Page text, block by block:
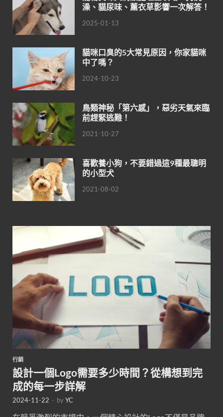
澡、貓尿味、薰衣草影響一次解答！
2025-01-13
貓咪口臭的5大常見原因，你家貓咪
中了嗎？
2024-10-23
鳥類神秘「第六感」，惡劣天氣來臨
前趕緊逃難！
2021-10-27
喜歡養小狗，不要錯過這9種最聰明
的小型犬
2021-08-02
行銷
設計一個Logo需要多少時間？從構想到完
成的每一步詳解
2024-11-22 - byYC